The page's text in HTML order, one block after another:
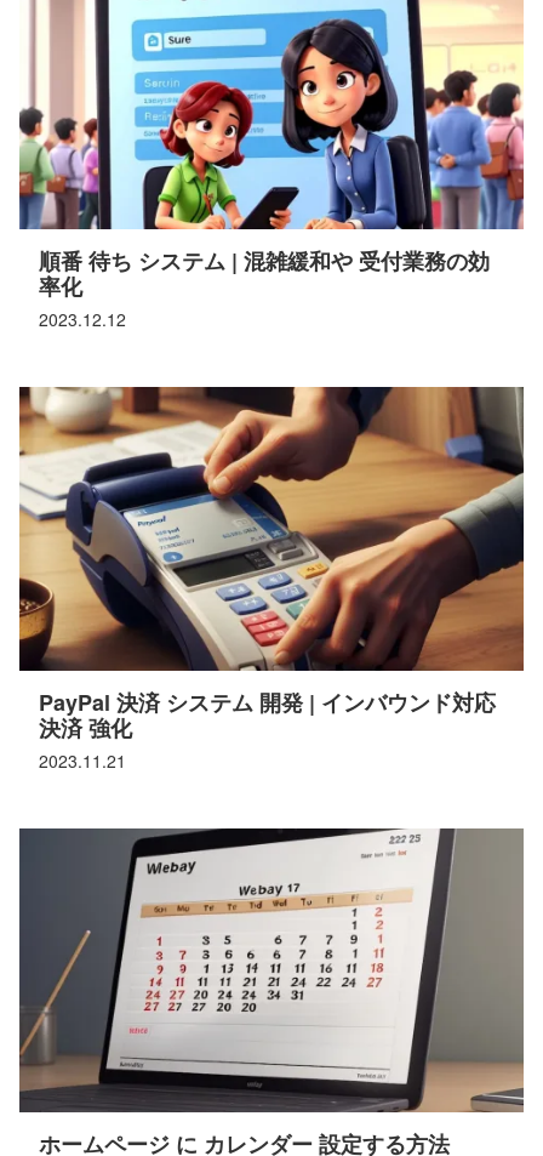
2023.12.12
順番 待ち システム | 混雑緩和や 受付業務の効
率化
2023.11.21
PayPal 決済 システム 開発 | インバウンド対応
決済 強化
ホームページ に カレンダー 設定する方法